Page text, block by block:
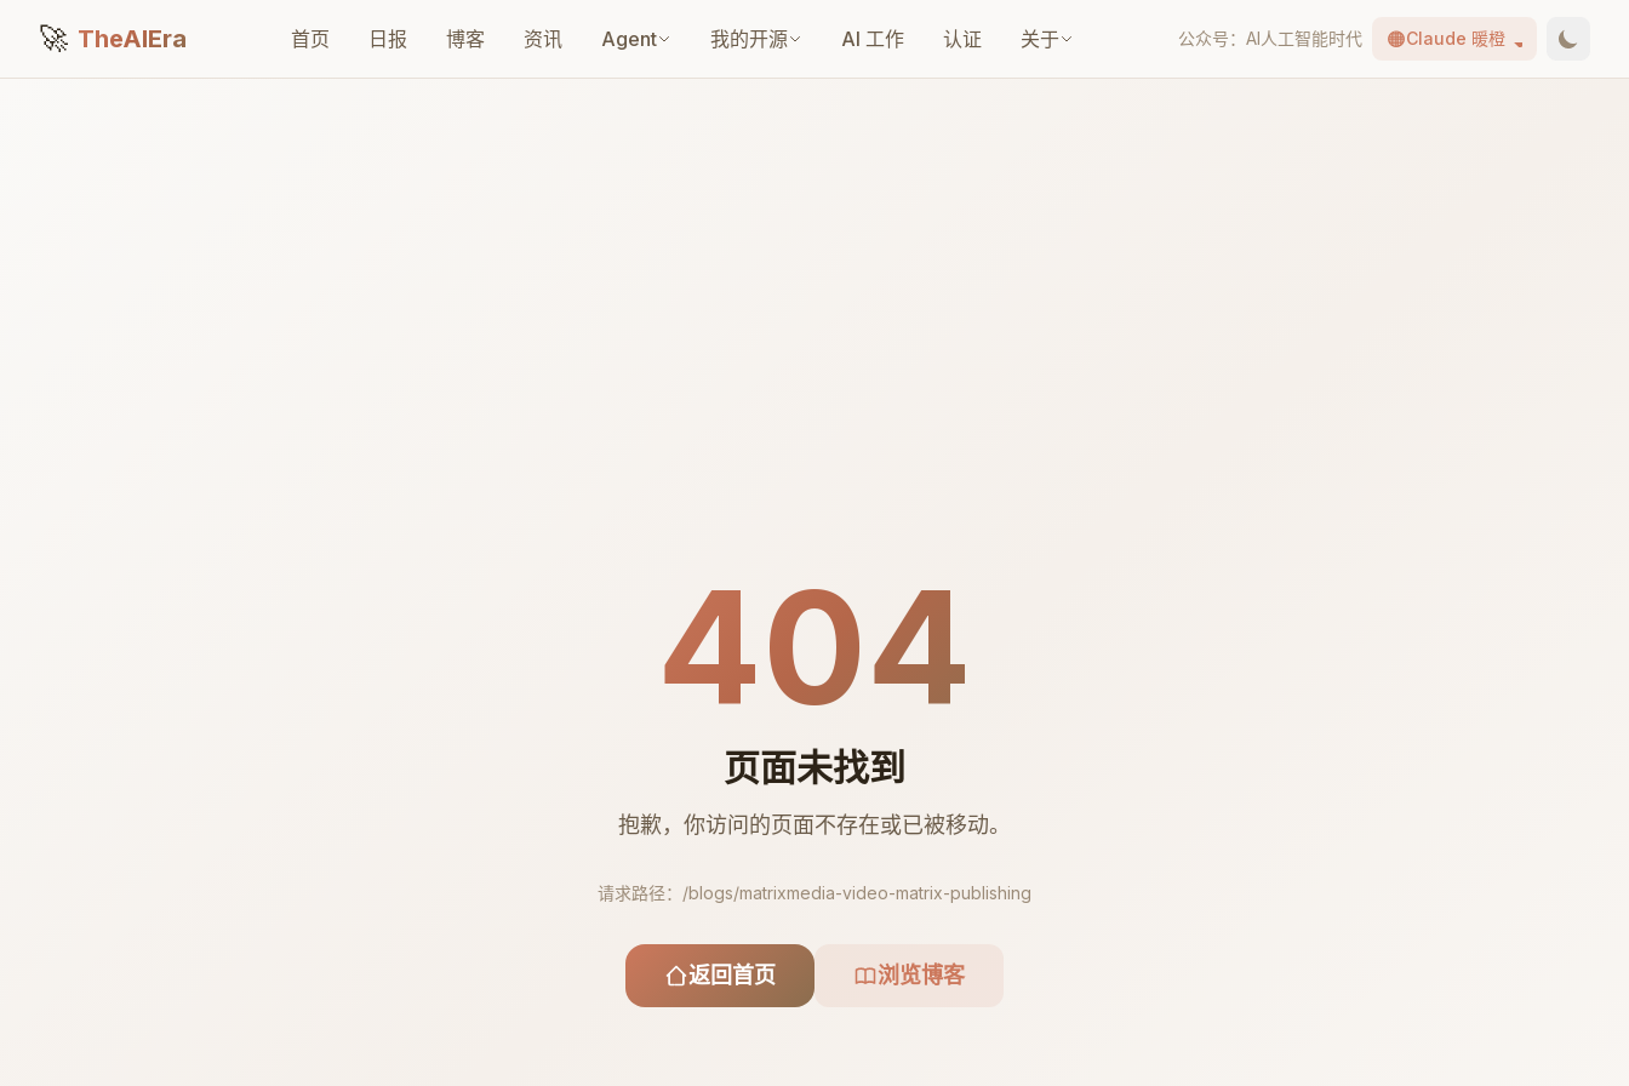
🚀 TheAIEra 首页 日报 博客 资讯 Agent 我的开源 AI 工作 认证 关于 公众号：AI人工智能时代 🟠Claude 暖橙
404
页面未找到
抱歉，你访问的页面不存在或已被移动。
请求路径： /blogs/matrixmedia-video-matrix-publishing
返回首页 浏览博客